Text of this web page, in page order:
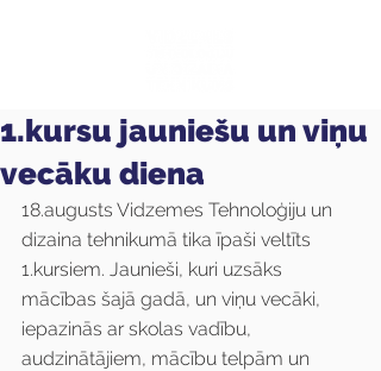
1.kursu jauniešu un viņu
vecāku diena
18.augusts Vidzemes Tehnoloģiju un
dizaina tehnikumā tika īpaši veltīts
1.kursiem. Jaunieši, kuri uzsāks
mācības šajā gadā, un viņu vecāki,
iepazinās ar skolas vadību,
audzinātājiem, mācību telpām un